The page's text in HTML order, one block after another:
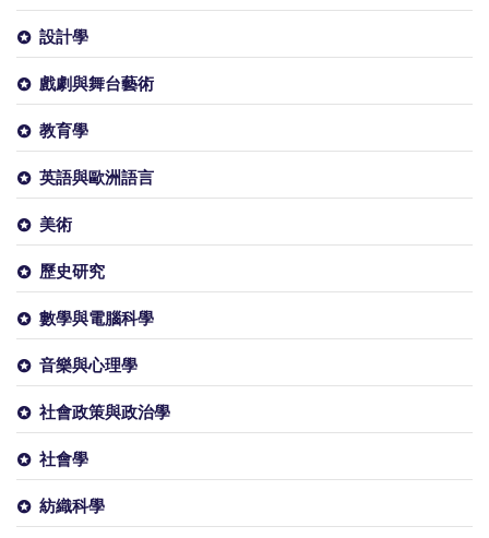
設計學
戲劇與舞台藝術
教育學
英語與歐洲語言
美術
歷史研究
數學與電腦科學
音樂與心理學
社會政策與政治學
社會學
紡織科學